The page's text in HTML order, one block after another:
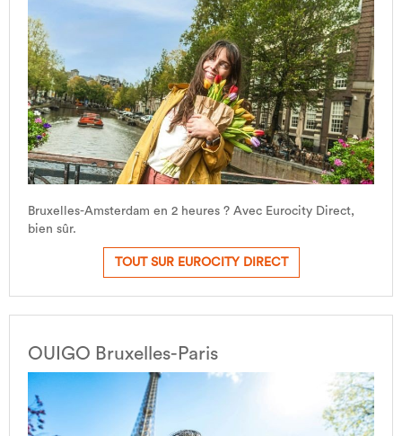
Bruxelles-Amsterdam en 2 heures ? Avec Eurocity Direct,
bien sûr.
TOUT SUR EUROCITY DIRECT
OUIGO Bruxelles-Paris